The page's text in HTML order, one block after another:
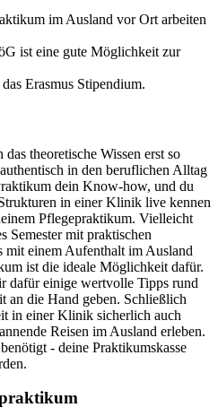
im Ausland vor Ort arbeiten
ist eine gute Möglichkeit zur
Erasmus Stipendium.
theoretische Wissen erst so
in den beruflichen Alltag
dein Know-how, und du
in einer Klinik live kennen
Pflegepraktikum. Vielleicht
Semester mit praktischen
mit einem Aufenthalt im Ausland
ist die ideale Möglichkeit dafür.
dafür einige wertvolle Tipps rund
an die Hand geben. Schließlich
in einer Klinik sicherlich auch
Reisen im Ausland erleben.
- deine Praktikumskasse